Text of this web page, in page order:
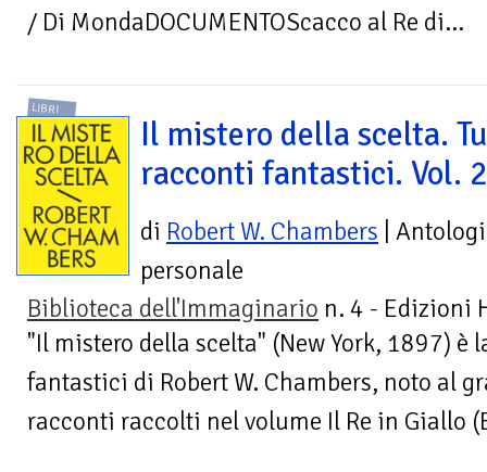
/ Di MondaDOCUMENTOScacco al Re di...
LIBRI
Il mistero della scelta.
racconti fantastici. Vol. 2
di Robert W. Chambers |
personale
Biblioteca dell'Immaginario n. 4 - Edizioni
"Il mistero della scelta" (New York, 1897)
fantastici di Robert W. Chambers, noto al
racconti raccolti nel volume Il Re in Giallo